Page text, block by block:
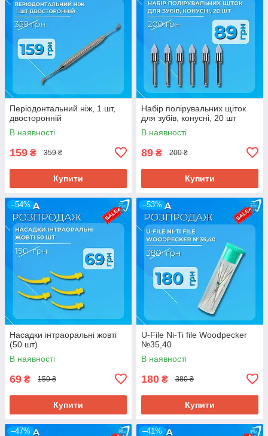
Періодонтальний ніж, 1 шт,
двосторонній
В наявності
159 ₴ 359 ₴
Купити
Набір полірувальних щіток
для зубів, конусні, 20 шт
В наявності
89 ₴ 200 ₴
Купити
–54%
Насадки інтраоральні жовті
(50 шт)
В наявності
69 ₴ 150 ₴
Купити
–53%
U-File Ni-Ti file Woodpecker
№35,40
В наявності
180 ₴ 380 ₴
Купити
–47% –41%